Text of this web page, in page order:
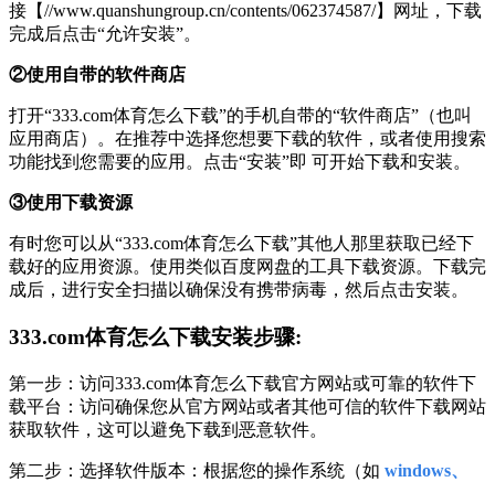
接【//www.quanshungroup.cn/contents/062374587/】网址，下载
完成后点击“允许安装”。
②使用自带的软件商店
打开“333.com体育怎么下载”的手机自带的“软件商店”（也叫
应用商店）。在推荐中选择您想要下载的软件，或者使用搜索
功能找到您需要的应用。点击“安装”即 可开始下载和安装。
③使用下载资源
有时您可以从“333.com体育怎么下载”其他人那里获取已经下
载好的应用资源。使用类似百度网盘的工具下载资源。下载完
成后，进行安全扫描以确保没有携带病毒，然后点击安装。
333.com体育怎么下载安装步骤:
第一步：访问333.com体育怎么下载官方网站或可靠的软件下
载平台：访问确保您从官方网站或者其他可信的软件下载网站
获取软件，这可以避免下载到恶意软件。
第二步：选择软件版本：根据您的操作系统（如 windows、